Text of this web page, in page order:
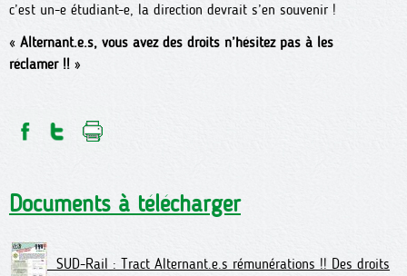
c’est un-e étudiant-e, la direction devrait s’en souvenir !
« Alternant.e.s, vous avez des droits n’hésitez pas à les
réclamer !! »
Documents à télécharger
SUD-Rail : Tract Alternant.e.s rémunérations !! Des droits